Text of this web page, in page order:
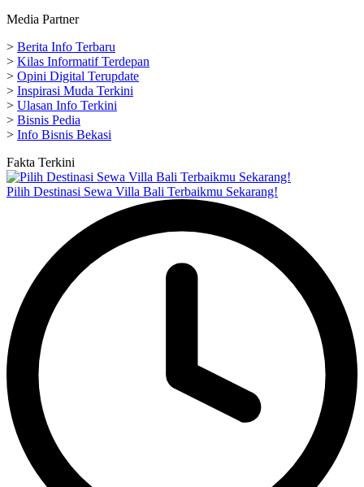
Media Partner
> Berita Info Terbaru
> Kilas Informatif Terdepan
> Opini Digital Terupdate
> Inspirasi Muda Terkini
> Ulasan Info Terkini
> Bisnis Pedia
> Info Bisnis Bekasi
Fakta Terkini
Pilih Destinasi Sewa Villa Bali Terbaikmu Sekarang!